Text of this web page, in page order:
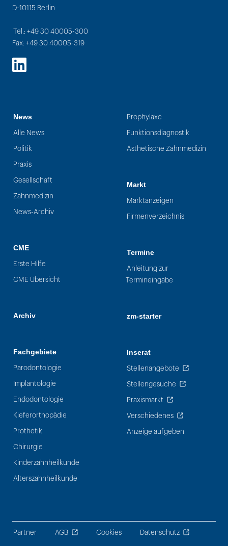
D-10115 Berlin
Tel.: +49 30 40005-300
Fax: +49 30 40005-319
LinkedIn
News
Alle News
Politik
Praxis
Gesellschaft
Zahnmedizin
News-Archiv
CME
Erste Hilfe
CME Übersicht
Archiv
Fachgebiete
Parodontologie
Implantologie
Endodontologie
Kieferorthopädie
Prothetik
Chirurgie
Kinderzahnheilkunde
Alterszahnheilkunde
Prophylaxe
Funktionsdiagnostik
Ästhetische Zahnmedizin
Markt
Marktanzeigen
Firmenverzeichnis
Termine
Anleitung zur
Termineingabe
zm-starter
Inserat
Stellenangebote
Stellengesuche
Praxismarkt
Verschiedenes
Anzeige aufgeben
Partner AGB Cookies Datenschutz